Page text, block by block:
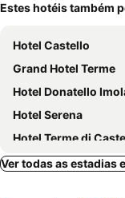
Estes hotéis também
Hotel Castello
Grand Hotel Terme
Hotel Donatello
Hotel Serena
Hotel Terme di Castel
Hotel Olimpia
Ver todas as estadias